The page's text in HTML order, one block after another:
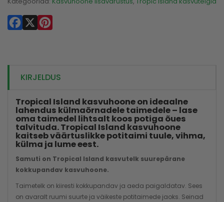
Facebook
X
KIRJELDUS
Tropical Island kasvuhoone on ideaalne
lahendus külmaõrnadele taimedele – lase
oma taimedel lihtsalt koos potiga õues
talvituda. Tropical Island kasvuhoone
kaitseb väärtuslikke potitaimi tuule, vihma,
külma ja lume eest.
Samuti on Tropical Island kasvutelk suurepärane
kokkupandav kasvuhoone.
Taimetelk on kiiresti kokkupandav ja aeda paigaldatav. Sees
on avaralt ruumi suurte ja väikeste potitaimede jaoks. Seinad